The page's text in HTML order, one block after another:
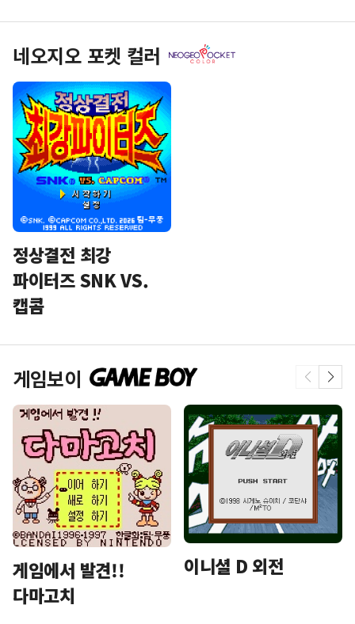
네오지오 포켓 컬러
정상결전 최강
파이터즈 SNK VS.
캡콤
게임보이
게임에서 발견!!
다마고치
이니셜 D 외전